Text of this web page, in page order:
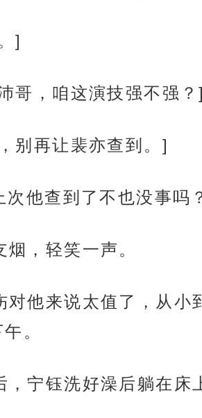
]
哥，咱这演技强不强？]
别再让裴亦查到。]
次他查到了不也没事吗
，轻笑一声。
对他来说太值了，从小
。
，宁钰洗好澡后躺在